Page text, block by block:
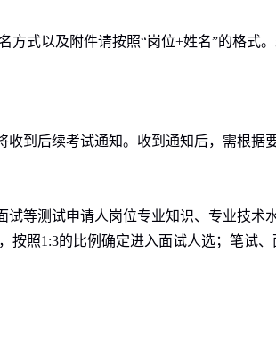
方式以及附件请按照“岗位+姓名”的格式
收到后续考试通知。收到通知后，需根据
试等测试申请人岗位专业知识、专业技术
按照1:3的比例确定进入面试人选；笔试、